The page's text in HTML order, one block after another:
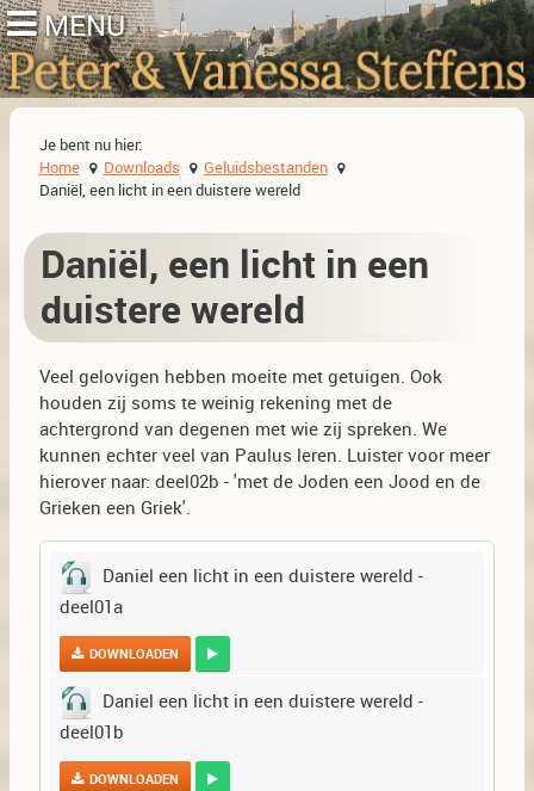
Je bent nu hier:
Home
Downloads
Geluidsbestanden
Daniël, een licht in een duistere wereld
Daniël, een licht in een
duistere wereld
Veel gelovigen hebben moeite met getuigen. Ook
houden zij soms te weinig rekening met de
achtergrond van degenen met wie zij spreken. We
kunnen echter veel van Paulus leren. Luister voor meer
hierover naar: deel02b - 'met de Joden een Jood en de
Grieken een Griek'.
Daniel een licht in een duistere wereld -
deel01a
DOWNLOADEN
Daniel een licht in een duistere wereld -
deel01b
DOWNLOADEN